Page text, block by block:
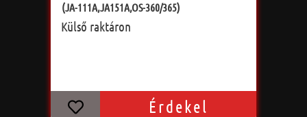
(JA-111A,JA151A,OS-360/365)
Külső raktáron
Érdekel